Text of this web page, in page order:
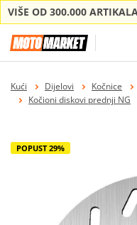
VIŠE OD 300.000
Kući Dijelovi Kočnice
Kočioni diskovi prednji NG
POPUST 29%